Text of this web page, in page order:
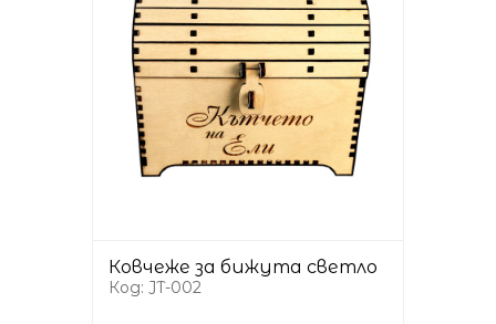
Ковчеже за бижута светло
Код: JT-002